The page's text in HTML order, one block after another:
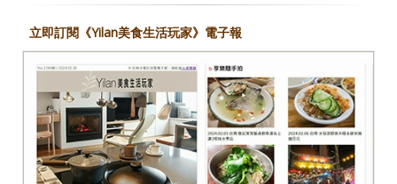
立即訂閱《Yilan美食生活玩家》電子報